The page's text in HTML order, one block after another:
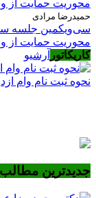
حمیدرضا مرادی
سی‌ویکمین جلسه
محوریت حمایت از
کاریکاتور آرشیو
نحوه ثبت نام وام
جدیدترین مطالب